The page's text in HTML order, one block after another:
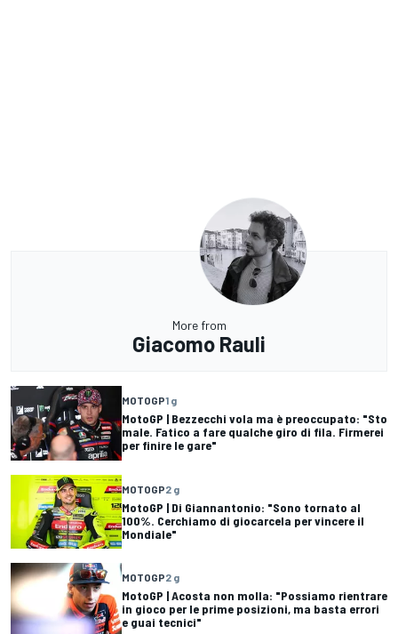
More from
Giacomo Rauli
MOTOGP1 g
MotoGP | Bezzecchi vola ma è preoccupato: "Sto
male. Fatico a fare qualche giro di fila. Firmerei
per finire le gare"
MOTOGP2 g
MotoGP | Di Giannantonio: "Sono tornato al
100%. Cerchiamo di giocarcela per vincere il
Mondiale"
MOTOGP2 g
MotoGP | Acosta non molla: "Possiamo rientrare
in gioco per le prime posizioni, ma basta errori
e guai tecnici"